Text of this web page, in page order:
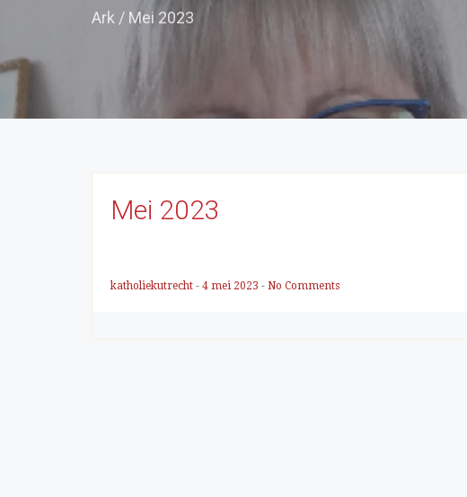
Ark / Mei 2023
Mei 2023
katholiekutrecht - 4 mei 2023 - No Comments